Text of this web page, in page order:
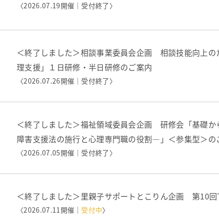
〈2026.07.19開催｜ 受付終了〉
＜終了しました＞相談事業委員会企画 相談技能向上
理支援」１日研修・半日研修のご案内
〈2026.07.26開催｜ 受付終了〉
＜終了しました＞福祉領域委員会企画 研修会「基礎
障害支援法の施行と心理専門職の役割―」＜参集型＞の
〈2026.07.05開催｜ 受付終了〉
＜終了しました＞里親子サポートとこりん企画 第10
〈2026.07.11開催｜ 受付中〉